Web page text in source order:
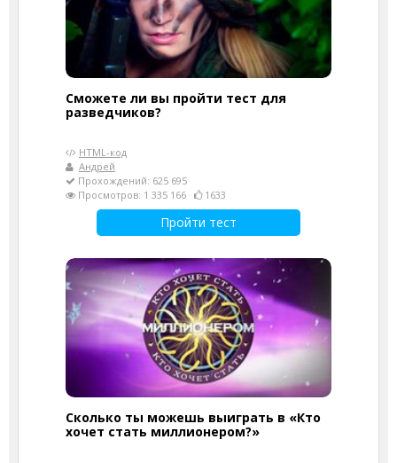
Сможете ли вы пройти тест для
разведчиков?
HTML-код
Андрей
Прохождений: 625 695
Просмотров: 1 335 166
1633
Пройти тест
Сколько ты можешь выиграть в «Кто
хочет стать миллионером?»